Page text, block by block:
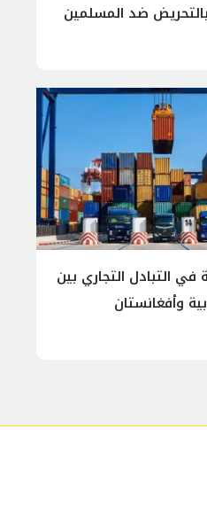
ضد المسلمين
في التبادل التجاري بين
وأفغانستان